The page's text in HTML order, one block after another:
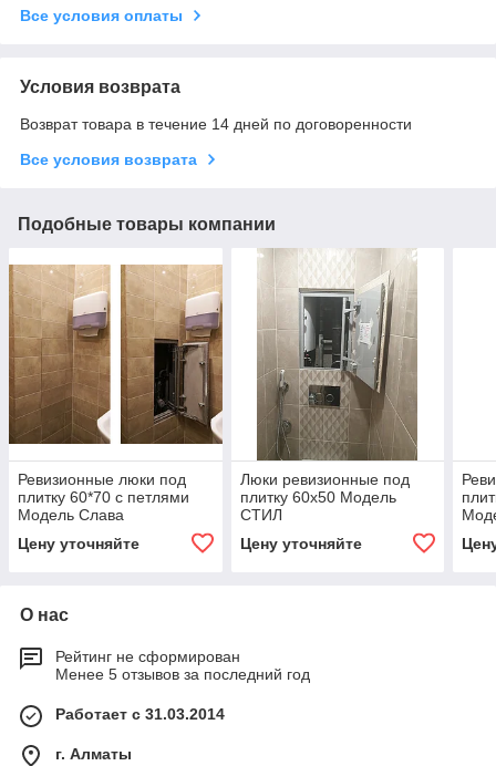
Все условия оплаты
Условия возврата
Возврат товара в течение 14 дней по договоренности
Все условия возврата
Подобные товары компании
Ревизионные люки под
плитку 60*70 с петлями
Модель Слава
Цену уточняйте
Люки ревизионные под
плитку 60х50 Модель
СТИЛ
Цену уточняйте
О нас
Рейтинг не сформирован
Менее 5 отзывов за последний год
Работает с 31.03.2014
г. Алматы